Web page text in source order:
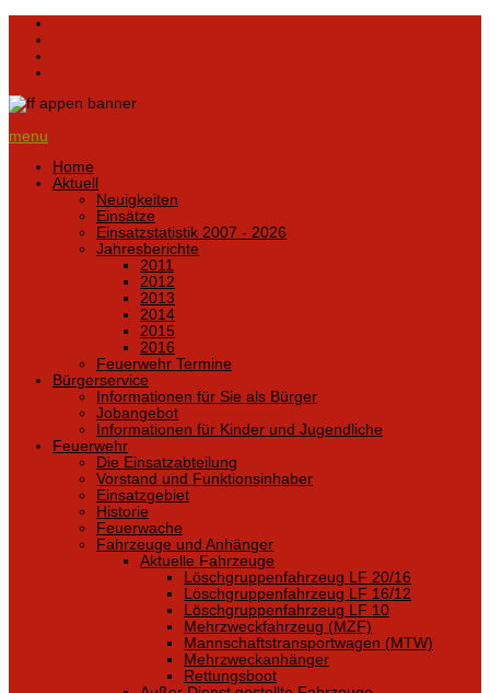
menu
Home
Aktuell
Neuigkeiten
Einsätze
Einsatzstatistik 2007 - 2026
Jahresberichte
2011
2012
2013
2014
2015
2016
Feuerwehr Termine
Bürgerservice
Informationen für Sie als Bürger
Jobangebot
Informationen für Kinder und Jugendliche
Feuerwehr
Die Einsatzabteilung
Vorstand und Funktionsinhaber
Einsatzgebiet
Historie
Feuerwache
Fahrzeuge und Anhänger
Aktuelle Fahrzeuge
Löschgruppenfahrzeug LF 20/16
Löschgruppenfahrzeug LF 16/12
Löschgruppenfahrzeug LF 10
Mehrzweckfahrzeug (MZF)
Mannschaftstransportwagen (MTW)
Mehrzweckanhänger
Rettungsboot